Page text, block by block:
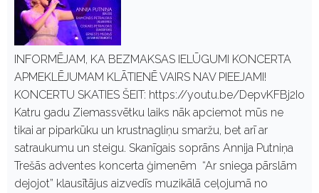
INFORMĒJAM, KA BEZMAKSAS IELŪGUMI KONCERTA
APMEKLĒJUMAM KLĀTIENĒ VAIRS NAV PIEEJAMI!
KONCERTU SKATIES ŠEIT: https://youtu.be/DepvKFBj2Io
Katru gadu Ziemassvētku laiks nāk apciemot mūs ne
tikai ar piparkūku un krustnagliņu smaržu, bet arī ar
satraukumu un steigu. Skanīgais soprāns Annija Putniņa
Trešās adventes koncerta ģimenēm “Ar sniega pārslām
dejojot” klausītājus aizvedīs muzikālā ceļojumā no